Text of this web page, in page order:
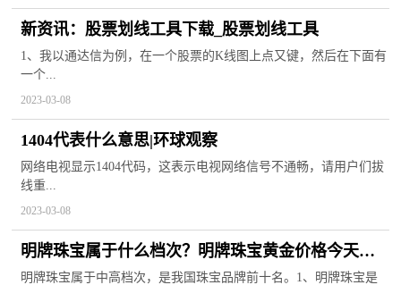
新资讯：股票划线工具下载_股票划线工具
1、我以通达信为例，在一个股票的K线图上点又键，然后在下面有
一个...
2023-03-08
1404代表什么意思|环球观察
网络电视显示1404代码，这表示电视网络信号不通畅，请用户们拔
线重...
2023-03-08
明牌珠宝属于什么档次？明牌珠宝黄金价格今天多
少一克？
明牌珠宝属于中高档次，是我国珠宝品牌前十名。1、明牌珠宝是